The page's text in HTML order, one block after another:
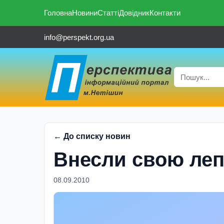
ГоловнаНовиниСтаттіДовідникКонтакти
info@perspekt.org.ua
← До списку новин
Внесли свою
08.09.2010